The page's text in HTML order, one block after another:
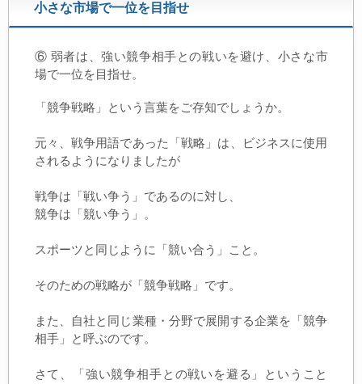
小さな市場で一位を目指せ
⑥ 弱者は、強い競争相手との戦いを避け、小さな市
場で一位を目指せ。
「競争戦略」という言葉をご存知でしょうか。
元々、戦争用語であった「戦略」は、ビジネスに使用
されるようになりましたが
戦争は「戦い争う」であるのに対し、
競争は「競い争う」。
スポーツと同じように「競い合う」こと。
そのための戦略が「競争戦略」です。
また、自社と同じ業種・分野で展開する企業を「競争
相手」と呼ぶのです。
さて、「強い競争相手との戦いを避る」ということ